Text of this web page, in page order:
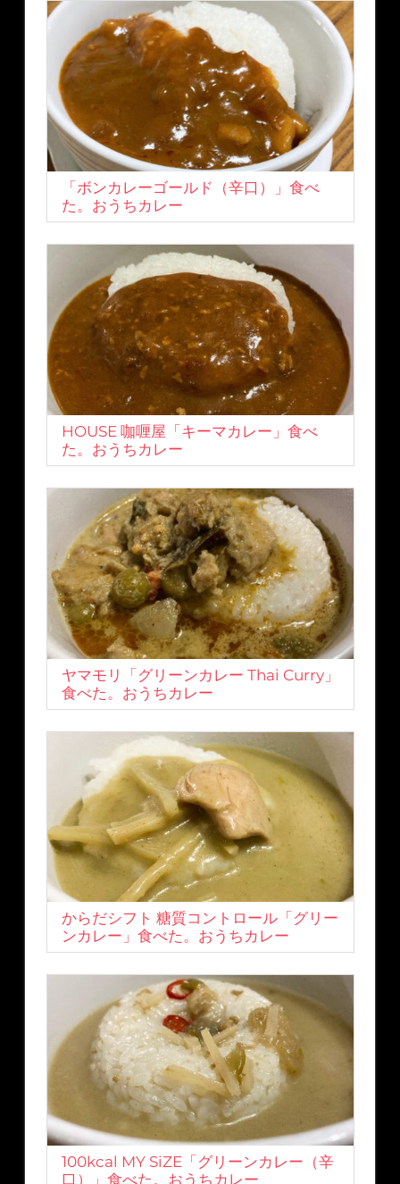
「ボンカレーゴールド（辛口）」食べ
た。おうちカレー
HOUSE 咖喱屋「キーマカレー」食べ
た。おうちカレー
ヤマモリ「グリーンカレー Thai Curry」
食べた。おうちカレー
からだシフト 糖質コントロール「グリー
ンカレー」食べた。おうちカレー
100kcal MY SiZE「グリーンカレー（辛
口）」食べた。おうちカレー